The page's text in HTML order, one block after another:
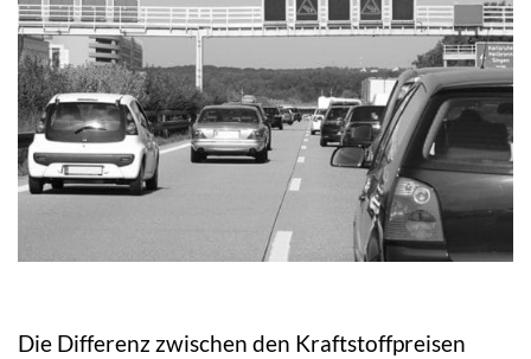
Die Differenz zwischen den Kraftstoffpreisen